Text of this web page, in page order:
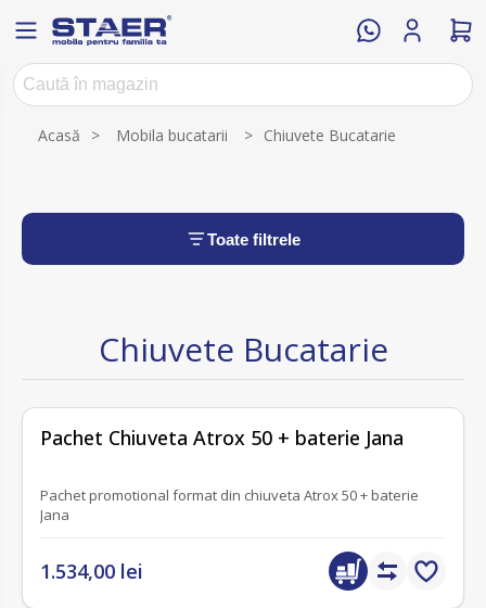
Acasă > Mobila bucatarii > Chiuvete Bucatarie
Toate filtrele
Chiuvete Bucatarie
Pachet Chiuveta Atrox 50 + baterie Jana
Pachet promotional format din chiuveta Atrox 50 + baterie
Jana
1.534,00 lei